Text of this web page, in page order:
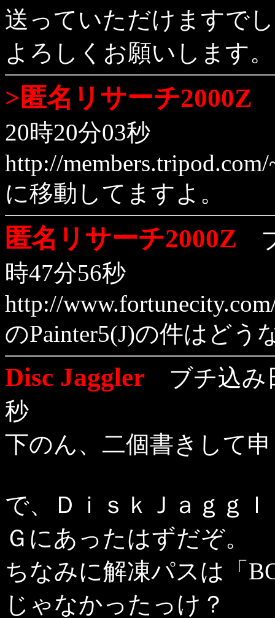
送っていただけますで
よろしくお願いします。
>匿名リサーチ2000Z
20時20分03秒
http://
に移動してますよ。
匿名リサーチ2000Z
時47分56秒
http://
のPainter5(J)の件はどう
Disc Jaggler ブチ込み
秒
下のん、二個書きして
で、ＤｉｓｋＪａｇｇ
Ｇにあったはずだぞ。
ちなみに解凍パスは「
じゃなかったっけ？